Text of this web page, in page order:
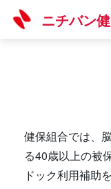
Skip
ニチバン
健保組合では、
る40歳以上の被
ドック利用補助